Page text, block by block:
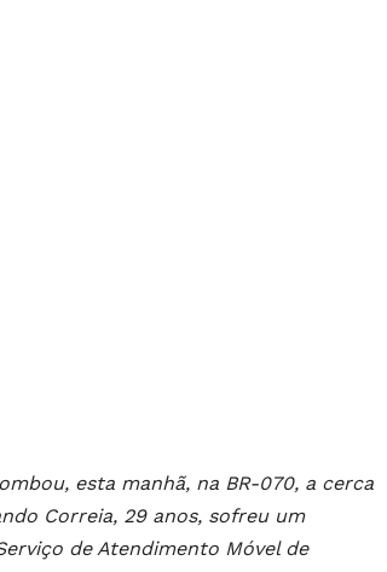
esta manhã, na BR-070, a cerca
Correia, 29 anos, sofreu um
de Atendimento Móvel de